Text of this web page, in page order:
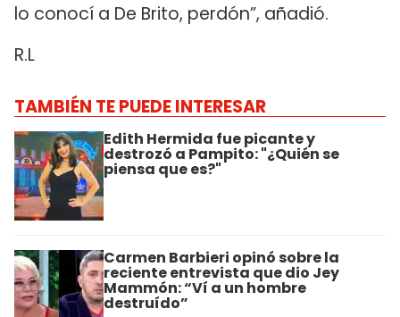
lo conocí a De Brito, perdón”, añadió.
R.L
TAMBIÉN TE PUEDE INTERESAR
Edith Hermida fue picante y
destrozó a Pampito: "¿Quién se
piensa que es?"
Carmen Barbieri opinó sobre la
reciente entrevista que dio Jey
Mammón: “Ví a un hombre
destruído”